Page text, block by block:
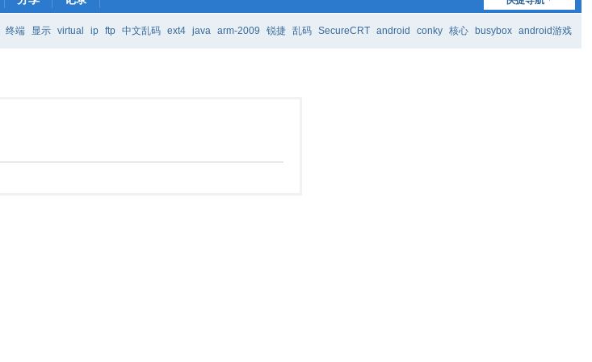
终端 显示 virtual ip ftp 中文乱码 ext4 java arm-2009 锐捷 乱码 SecureCRT android conky 核心 busybox android游戏